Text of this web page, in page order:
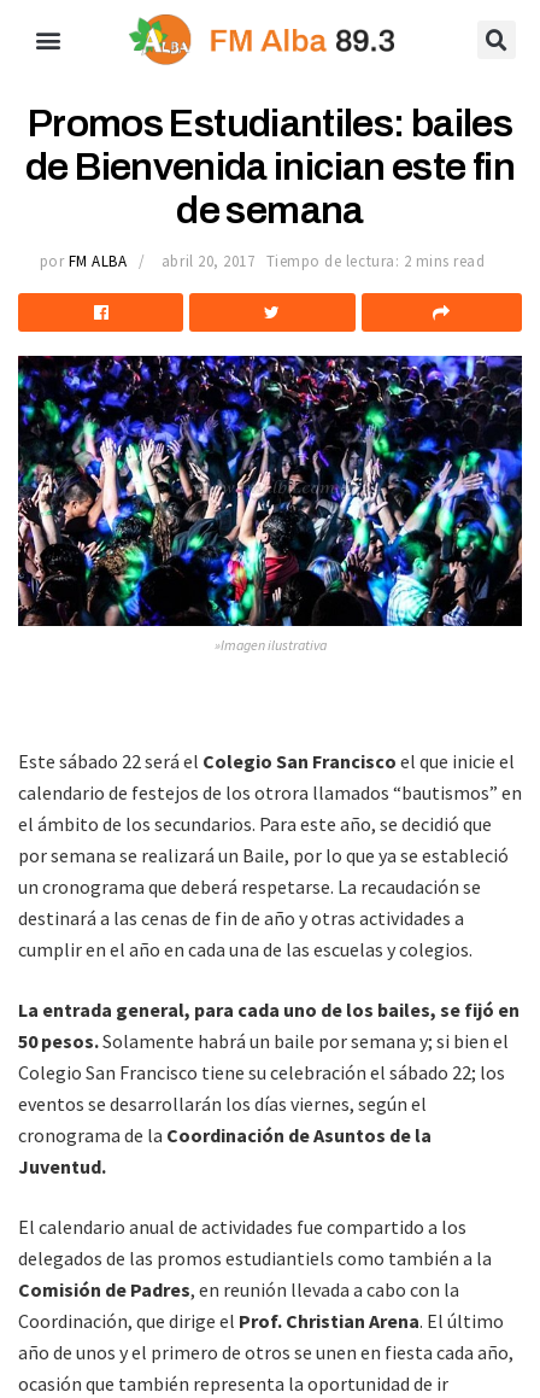
Promos Estudiantiles: bailes
de Bienvenida inician este fin
de semana
por FM ALBA abril 20, 2017 Tiempo de lectura: 2 mins read
»Imagen ilustrativa
Este sábado 22 será el Colegio San Francisco el que inicie el
calendario de festejos de los otrora llamados “bautismos” en
el ámbito de los secundarios. Para este año, se decidió que
por semana se realizará un Baile, por lo que ya se estableció
un cronograma que deberá respetarse. La recaudación se
destinará a las cenas de fin de año y otras actividades a
cumplir en el año en cada una de las escuelas y colegios.
La entrada general, para cada uno de los bailes, se fijó en
50 pesos.Solamente habrá un baile por semana y; si bien el
Colegio San Francisco tiene su celebración el sábado 22; los
eventos se desarrollarán los días viernes, según el
cronograma de la Coordinación de Asuntos de la
Juventud.
El calendario anual de actividades fue compartido a los
delegados de las promos estudiantiels como también a la
Comisión de Padres, en reunión llevada a cabo con la
Coordinación, que dirige el Prof. Christian Arena. El último
año de unos y el primero de otros se unen en fiesta cada año,
ocasión que también representa la oportunidad de ir